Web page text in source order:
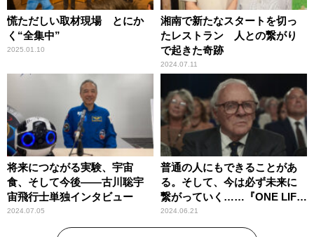
慌ただしい取材現場 とにか
く“全集中”
2025.01.10
湘南で新たなスタートを切っ
たレストラン 人との繋がり
で起きた奇跡
2024.07.11
将来につながる実験、宇宙
食、そして今後――古川聡宇
宙飛行士単独インタビュー
2024.07.05
普通の人にもできることがあ
る。そして、今は必ず未来に
繋がっていく……『ONE LIFE
奇跡が繋いだ6000の命』
2024.06.21